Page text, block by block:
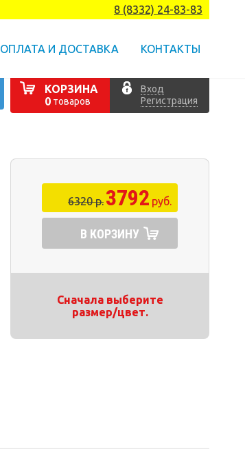
8 (8332) 24-83-83
ОПЛАТА И ДОСТАВКА КОНТАКТЫ
КОРЗИНА
0 товаров
Вход
Регистрация
6320 р. 3792 руб.
В КОРЗИНУ
Сначала выберите
размер/цвет.